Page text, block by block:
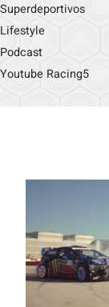
Superdeportivos
Lifestyle
Podcast
Youtube Racing5